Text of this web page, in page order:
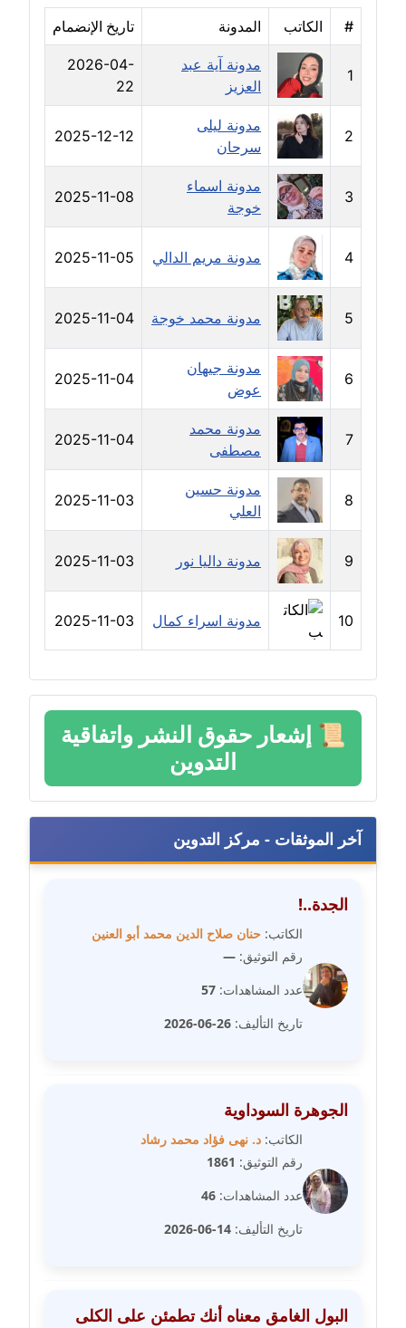
مدونة خليل السيد
عاملة
مدونة خولة سعيدان
عاملة
مدونة داليا السعيد
موقوف
مدونة داليا فاروق
عاملة
مدونة داليا نور
عاملة
مدونة دعاء البدري
عاملة
مدونة دعاء الجابي
عاملة
مدونة دعاء الشاهد
عاملة
مدونة دينا عاصم
عاملة
مدونة دينا منير
عاملة
مدونة راقية الدويك
مدونة رانيا ثروت
مدونة رجاء دياب
عاملة
عاملة
مدونة رشا السعدي
عاملة
مدونة رشا شمس الدين
عاملة
مدونة رشا ماهر
عاملة
مدونة رشيد سبابو
عاملة
# الكاتب المدونة تاريخ الإنضمام
1
مدونة آية عبد
العزيز
2026-04-
22
2
مدونة ليلى
سرحان
2025-12-12
3
مدونة اسماء
خوجة
2025-11-08
4 مدونة مريم الدالي 2025-11-05
5 مدونة محمد خوجة 2025-11-04
6
مدونة جيهان
عوض
2025-11-04
7
مدونة محمد
مصطفى
2025-11-04
8
مدونة حسين
العلي
2025-11-03
9 مدونة داليا نور 2025-11-03
10 مدونة اسراء كمال 2025-11-03
📜 إشعار حقوق النشر واتفاقية
التدوين
آخر الموثقات - مركز التدوين
الجدة..!
الكاتب: حنان صلاح الدين محمد أبو العنين
رقم التوثيق: —
عدد المشاهدات: 57
تاريخ التأليف: 26-06-2026
الجوهرة السوداوية
الكاتب: د. نهى فؤاد محمد رشاد
رقم التوثيق: 1861
عدد المشاهدات: 46
تاريخ التأليف: 14-06-2026
البول الغامق معناه أنك تطمئن على الكلى